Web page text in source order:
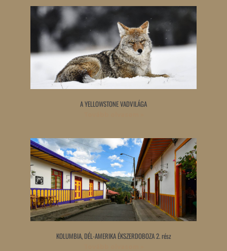
A YELLOWSTONE VADVILÁGA
KOLUMBIA, DÉL-AMERIKA ÉKSZERDOBOZA 2. rész